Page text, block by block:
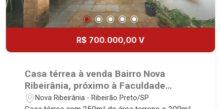
R$ 700.000,00 V
Casa térrea à venda Bairro Nova
Ribeirânia, próximo à Faculdade
UNAERP - Ribeirão Preto/SP.
Nova Ribeirânia - Ribeirão Preto/SP